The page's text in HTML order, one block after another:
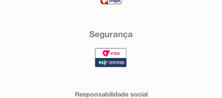
Segurança
Responsabilidade social